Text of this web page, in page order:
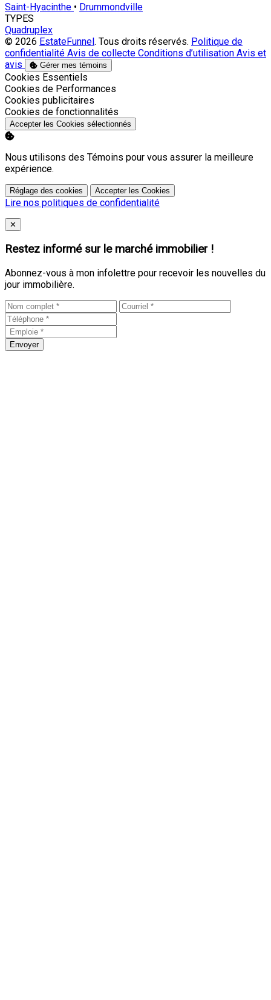
Saint-Hyacinthe • Drummondville
TYPES
Quadruplex
© 2026 EstateFunnel . Tous droits réservés. Politique de
confidentialité Avis de collecte Conditions d’utilisation Avis et
avis
Gérer mes témoins
Activer
Cookies Essentiels
Activer
Cookies de Performances
Activer
Cookies publicitaires
Activer
Cookies de fonctionnalités
Accepter les Cookies sélectionnés
Nous utilisons des Témoins pour vous assurer la meilleure
expérience.
Réglage des cookies Accepter les Cookies
Lire nos politiques de confidentialité
Close
✕
Restez informé sur le marché immobilier !
Abonnez-vous à mon infolettre pour recevoir les nouvelles du
jour immobilière.
Envoyer